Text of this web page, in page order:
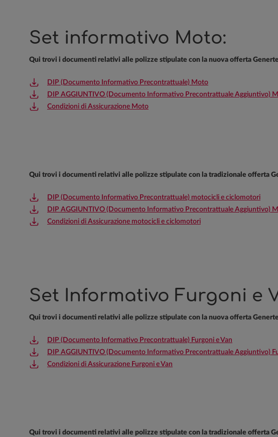
Set informativo Moto:
Qui trovi i documenti relativi alle polizze stipulate con la nuova offerta
DIP (Documento Informativo Precontrattuale) Moto
DIP AGGIUNTIVO (Documento Informativo Precontrattuale Aggiuntivo)
Condizioni di Assicurazione Moto
Qui trovi i documenti relativi alle polizze stipulate con la tradizionale offerta
DIP (Documento Informativo Precontrattuale) motocicli e ciclomotori
DIP AGGIUNTIVO (Documento Informativo Precontrattuale Aggiuntivo)
Condizioni di Assicurazione motocicli e ciclomotori
Set Informativo Furgoni e
Qui trovi i documenti relativi alle polizze stipulate con la nuova offerta
DIP (Documento Informativo Precontrattuale) Furgoni e Van
DIP AGGIUNTIVO (Documento Informativo Precontrattuale Aggiuntivo)
Condizioni di Assicurazione Furgoni e Van
Qui trovi i documenti relativi alle polizze stipulate con la tradizionale offerta